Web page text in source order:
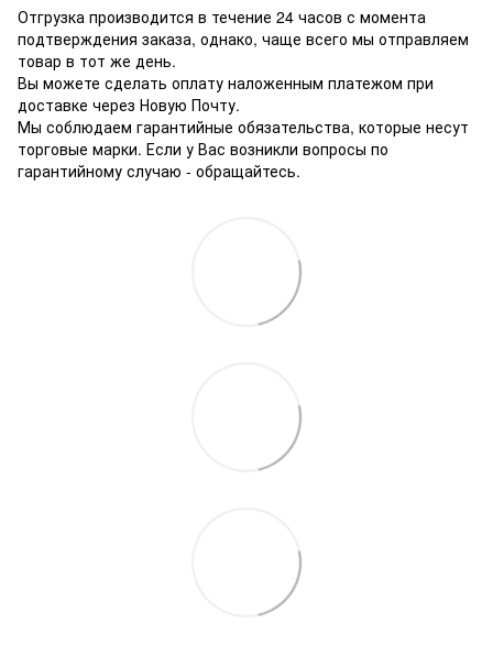
Отгрузка производится в течение 24 часов с момента
подтверждения заказа, однако, чаще всего мы отправляем
товар в тот же день.
Вы можете сделать оплату наложенным платежом при
доставке через Новую Почту.
Мы соблюдаем гарантийные обязательства, которые несут
торговые марки. Если у Вас возникли вопросы по
гарантийному случаю - обращайтесь.